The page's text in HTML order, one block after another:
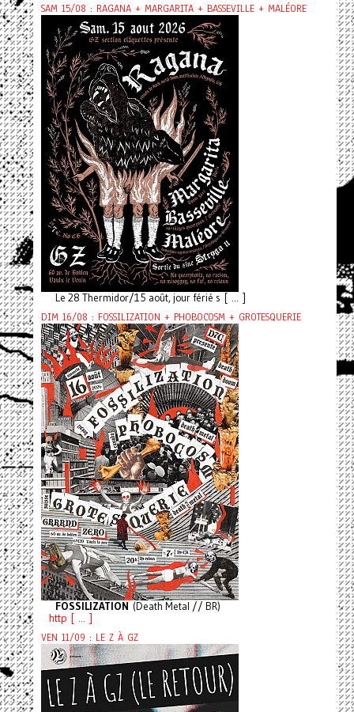
SAM 15/08 : RAGANA + MARGARITA + BASSEVILLE + MALÉORE
Le 28 Thermidor/15 août, jour férié s [ ... ]
DIM 16/08 : FOSSILIZATION + PHOBOCOSM + GROTESQUERIE
FOSSILIZATION (Death Metal // BR)
http [ ... ]
VEN 11/09 : LE Z À GZ